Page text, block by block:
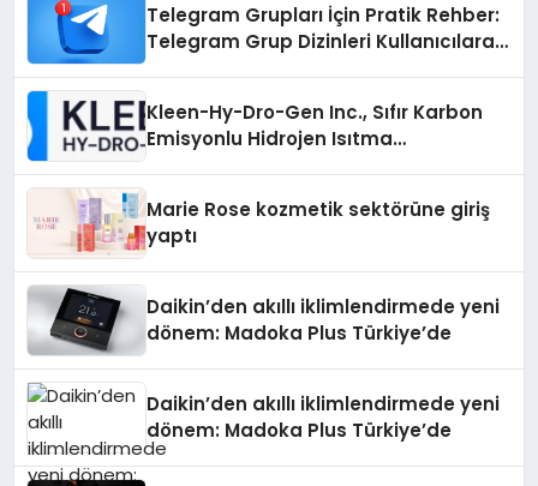
Telegram Grupları İçin Pratik Rehber:
Telegram Grup Dizinleri Kullanıcılara
Kleen-Hy-Dro-Gen Inc., Sıfır Karbon
Emisyonlu Hidrojen Isıtma
Marie Rose kozmetik sektörüne giriş
yaptı
Daikin’den akıllı iklimlendirmede yeni
dönem: Madoka Plus Türkiye’de
Daikin’den akıllı iklimlendirmede yeni
dönem: Madoka Plus Türkiye’de